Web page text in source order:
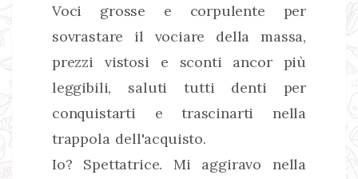
Voci grosse e corpulente per
sovrastare il vociare della massa,
prezzi vistosi e sconti ancor più
leggibili, saluti tutti denti per
conquistarti e trascinarti nella
trappola dell'acquisto.
Io? Spettatrice. Mi aggiravo nella